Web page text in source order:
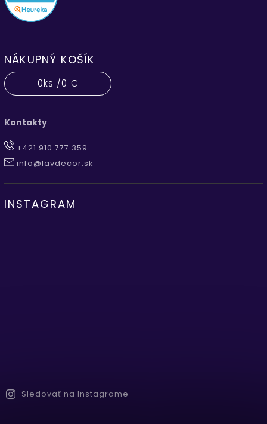
NÁKUPNÝ KOŠÍK
0ks /0 €
Kontakty
+421 910 777 359
info@lavdecor.sk
INSTAGRAM
Sledovať na Instagrame